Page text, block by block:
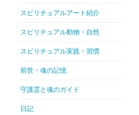
スピリチュアルアート紹介
スピリチュアル動物・自然
スピリチュアル実践・習慣
前世・魂の記憶
守護霊と魂のガイド
日記